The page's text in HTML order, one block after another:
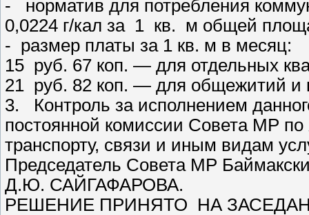
- норматив для потребления
0,0224 г/кал за 1 кв. м общей
- размер платы за 1 кв. м в месяц:
15 руб. 67 коп. — для отдельных
21 руб. 82 коп. — для общежитий и
3. Контроль за исполнением
постоянной комиссии Совета МР
транспорту, связи и иным видам
Председатель Совета МР
Д.Ю. САЙГАФАРОВА.
РЕШЕНИЕ ПРИНЯТО НА